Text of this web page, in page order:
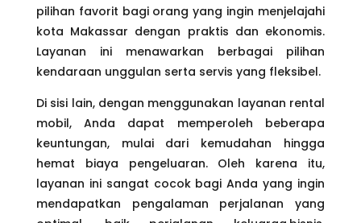
pilihan favorit bagi orang yang ingin menjelajahi
kota Makassar dengan praktis dan ekonomis.
Layanan ini menawarkan berbagai pilihan
kendaraan unggulan serta servis yang fleksibel.
Di sisi lain, dengan menggunakan layanan rental
mobil, Anda dapat memperoleh beberapa
keuntungan, mulai dari kemudahan hingga
hemat biaya pengeluaran. Oleh karena itu,
layanan ini sangat cocok bagi Anda yang ingin
mendapatkan pengalaman perjalanan yang